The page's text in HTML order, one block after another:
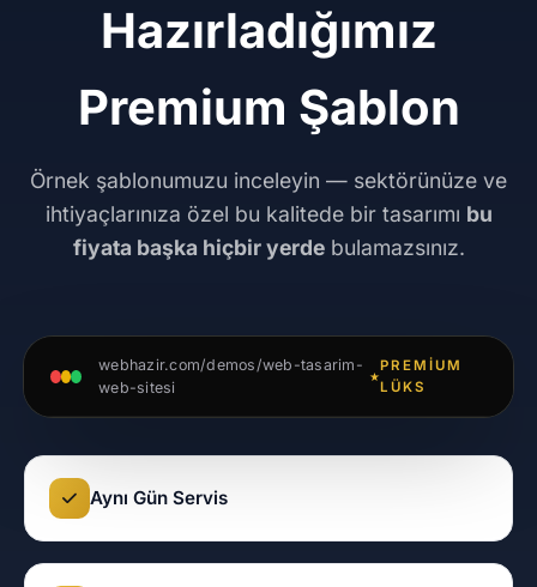
Hazırladığımız
Premium Şablon
Örnek şablonumuzu inceleyin — sektörünüze ve
ihtiyaçlarınıza özel bu kalitede bir tasarımı bu
fiyata başka hiçbir yerdebulamazsınız.
webhazir.com/demos/web-tasarim-
web-sitesi
PREMIUM
LÜKS
Aynı Gün Servis